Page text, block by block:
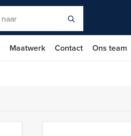
Maatwerk Contact Ons team